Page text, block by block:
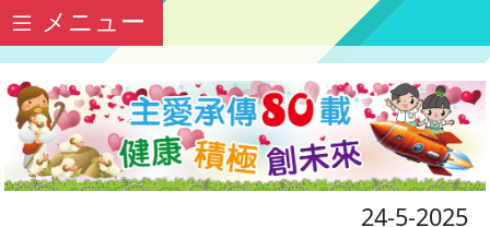
メニュー
24-5-2025